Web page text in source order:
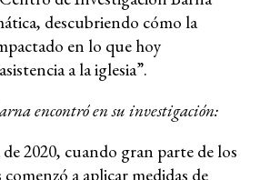
descubriendo cómo la
en lo que hoy
a la iglesia”.
encontró en su investigación:
2020, cuando gran parte de los
a aplicar medidas de